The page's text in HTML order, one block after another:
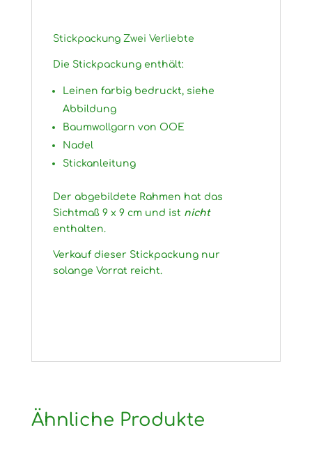
Stickpackung Zwei Verliebte
Die Stickpackung enthält:
Leinen farbig bedruckt, siehe
Abbildung
Baumwollgarn von OOE
Nadel
Stickanleitung
Der abgebildete Rahmen hat das
Sichtmaß 9 x 9 cm und ist nicht
enthalten.
Verkauf dieser Stickpackung nur
solange Vorrat reicht.
Ähnliche Produkte